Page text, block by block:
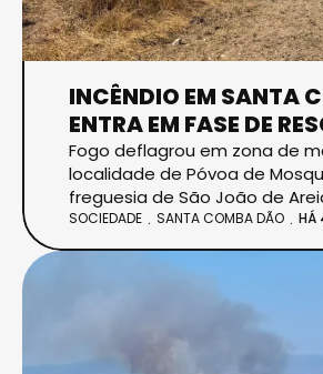
INCÊNDIO EM SANTA
ENTRA EM FASE DE
Fogo deflagrou em zona de
localidade de Póvoa de
freguesia de São João de
SOCIEDADE SANTA COMBA DÃO HÁ